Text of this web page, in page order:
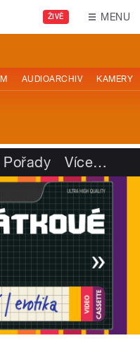
ŽIVĚ MENU
AUDIOARCHIV KAMERY
Pořady Více…